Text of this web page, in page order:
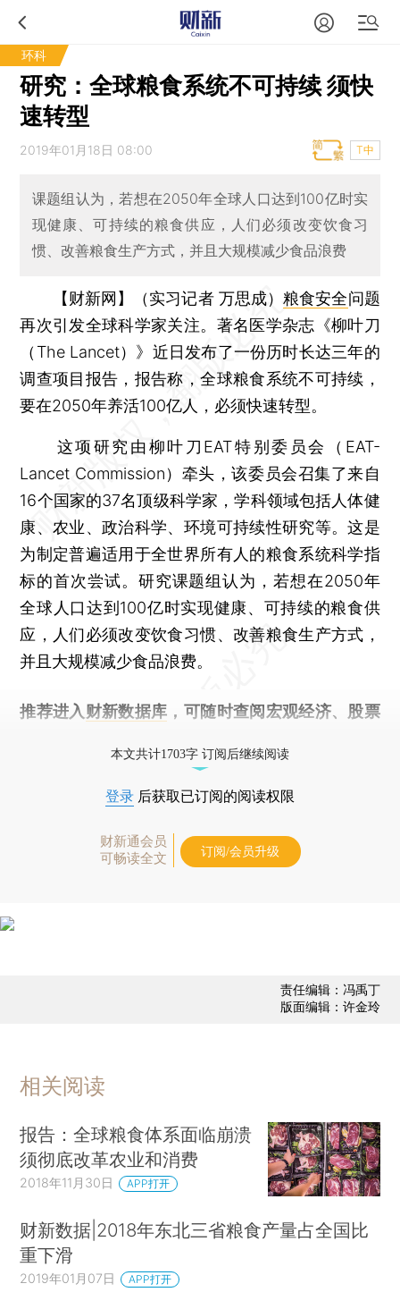
环科
研究：全球粮食系统不可持续 须快
速转型
2019年01月18日 08:00 T中
课题组认为，若想在2050年全球人口达到100亿时实
现健康、可持续的粮食供应，人们必须改变饮食习
惯、改善粮食生产方式，并且大规模减少食品浪费
【财新网】（实习记者 万思成）粮食安全问题
再次引发全球科学家关注。著名医学杂志《柳叶刀
（The Lancet）》近日发布了一份历时长达三年的
调查项目报告，报告称，全球粮食系统不可持续，
要在2050年养活100亿人，必须快速转型。
这项研究由柳叶刀EAT特别委员会（EAT-
Lancet Commission）牵头，该委员会召集了来自
16个国家的37名顶级科学家，学科领域包括人体健
康、农业、政治科学、环境可持续性研究等。这是
为制定普遍适用于全世界所有人的粮食系统科学指
标的首次尝试。研究课题组认为，若想在2050年
全球人口达到100亿时实现健康、可持续的粮食供
应，人们必须改变饮食习惯、改善粮食生产方式，
并且大规模减少食品浪费。
推荐进入 财新数据库 ，可随时查阅宏观经济、股票
本文共计1703字 订阅后继续阅读
登录 后获取已订阅的阅读权限
财新通会员
可畅读全文
订阅/会员升级
责任编辑：冯禹丁
版面编辑：许金玲
相关阅读
报告：全球粮食体系面临崩溃
须彻底改革农业和消费
2018年11月30日 APP打开
财新数据|2018年东北三省粮食产量占全国比
重下滑
2019年01月07日 APP打开